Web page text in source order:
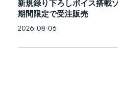
新規録り下ろしボイス搭載
期間限定で受注販売
2026-08-06